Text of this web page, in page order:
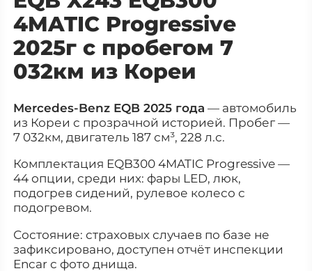
4MATIC Progressive
2025г с пробегом 7
032км из Кореи
Mercedes-Benz EQB 2025 года — автомобиль
из Кореи с прозрачной историей. Пробег —
7 032км, двигатель 187 см³, 228 л.с.
Комплектация EQB300 4MATIC Progressive —
44 опции, среди них: фары LED, люк,
подогрев сидений, рулевое колесо с
подогревом.
Состояние: страховых случаев по базе не
зафиксировано, доступен отчёт инспекции
Encar с фото днища.